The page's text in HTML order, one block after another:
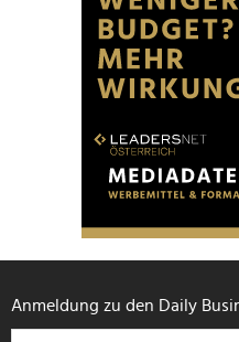
Anmeldung zu den Daily